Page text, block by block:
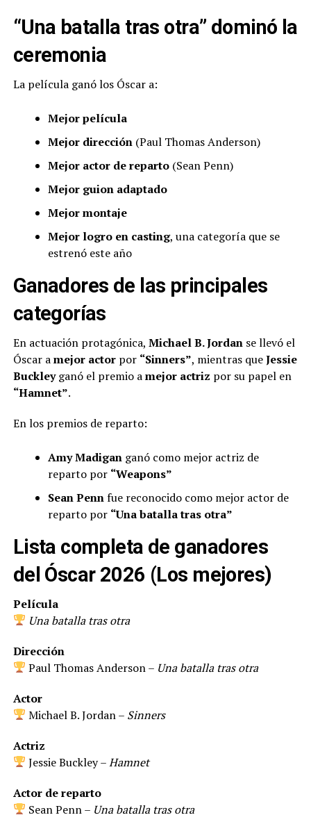
“Una batalla tras otra” dominó la
ceremonia
La película ganó los Óscar a:
Mejor película
Mejor dirección(Paul Thomas Anderson)
Mejor actor de reparto(Sean Penn)
Mejor guion adaptado
Mejor montaje
Mejor logro en casting, una categoría que se
estrenó este año
Ganadores de las principales
categorías
En actuación protagónica, Michael B. Jordanse llevó el
Óscar amejor actorpor “Sinners”, mientras queJessie
Buckleyganó el premio amejor actriz por su papel en
“Hamnet”.
En los premios de reparto:
Amy Madiganganó como mejor actriz de
reparto por “Weapons”
Sean Pennfue reconocido como mejor actor de
reparto por “Una batalla tras otra”
Lista completa de ganadores
del Óscar 2026 (Los mejores)
Película
Una batalla tras otra
Dirección
Paul Thomas Anderson – Una batalla tras otra
Actor
Michael B. Jordan – Sinners
Actriz
Jessie Buckley –Hamnet
Actor de reparto
Sean Penn – Una batalla tras otra